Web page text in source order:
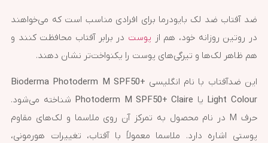
ضد آفتاب ضد لک بایودرما برای افرادی مناسب است که می‌خواهند
در روتین روزانه خود، هم از پوست در برابر آفتاب محافظت کنند و
هم ظاهر لک‌ها و تیرگی‌های پوست را یکنواخت‌تر نشان دهند.
این ضدآفتاب با نام انگلیسی Bioderma Photoderm M SPF50+
Light Colour یا Photoderm M SPF50+ Claire شناخته می‌شود.
حرف M در نام محصول به تمرکز آن روی ملاسما و لک‌های مقاوم
پوستی اشاره دارد. ملاسما معمولاً با آفتاب، تغییرات هورمونی،